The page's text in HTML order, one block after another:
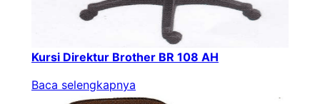
Kursi Direktur Brother BR 108 AH
Baca selengkapnya